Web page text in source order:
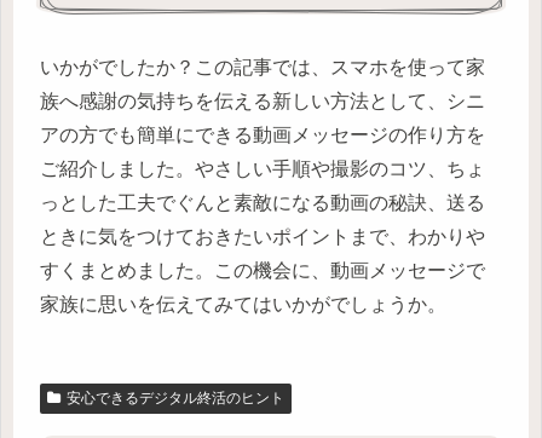
いかがでしたか？この記事では、スマホを使って家
族へ感謝の気持ちを伝える新しい方法として、シニ
アの方でも簡単にできる動画メッセージの作り方を
ご紹介しました。やさしい手順や撮影のコツ、ちょ
っとした工夫でぐんと素敵になる動画の秘訣、送る
ときに気をつけておきたいポイントまで、わかりや
すくまとめました。この機会に、動画メッセージで
家族に思いを伝えてみてはいかがでしょうか。
安心できるデジタル終活のヒント